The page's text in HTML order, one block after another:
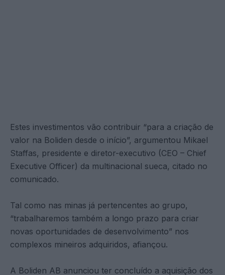
Estes investimentos vão contribuir “para a criação de
valor na Boliden desde o início”, argumentou Mikael
Staffas, presidente e diretor-executivo (CEO – Chief
Executive Officer) da multinacional sueca, citado no
comunicado.
Tal como nas minas já pertencentes ao grupo,
“trabalharemos também a longo prazo para criar
novas oportunidades de desenvolvimento” nos
complexos mineiros adquiridos, afiançou.
A Boliden AB anunciou ter concluído a aquisição dos